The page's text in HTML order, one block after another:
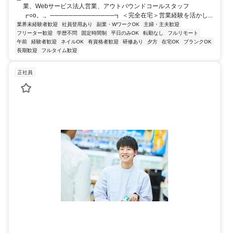
業、Webサービス法人営業、アウトバウンドコールスタッフ
┏○o。.。──────────────┓ ＜完全在宅＞営業経験を活かし...
業界未経験者歓迎 社員登用あり 副業・WワークOK
主婦・主夫歓迎
フリーター歓迎
学歴不問 固定時間制 平日のみOK 転勤なし
フルリモート
午前
経験者歓迎 ネイルOK 有資格者歓迎 研修あり 夕方 在宅OK
ブランクOK
長期歓迎
フルタイム歓迎
正社員